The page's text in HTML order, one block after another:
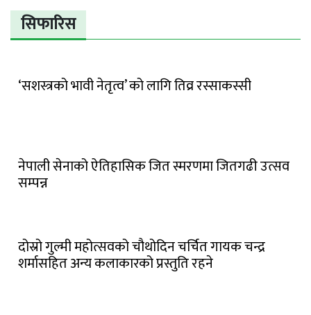
सिफारिस
‘सशस्त्रको भावी नेतृत्व’ को लागि तिव्र रस्साकस्सी
नेपाली सेनाको ऐतिहासिक जित स्मरणमा जितगढी उत्सव
सम्पन्न
दोस्रो गुल्मी महोत्सवको चौथोदिन चर्चित गायक चन्द्र
शर्मासहित अन्य कलाकारको प्रस्तुति रहने